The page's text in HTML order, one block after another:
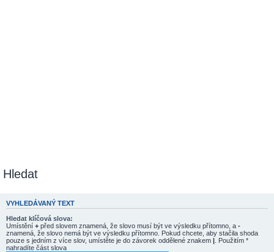
Hledat
VYHLEDÁVANÝ TEXT
Hledat klíčová slova:
Umístění + před slovem znamená, že slovo musí být ve výsledku přítomno, a -
znamená, že slovo nemá být ve výsledku přítomno. Pokud chcete, aby stačila shoda
pouze s jedním z více slov, umístěte je do závorek oddělené znakem | . Použitím *
nahradíte část slova